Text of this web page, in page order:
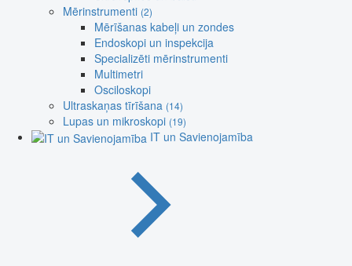
Mērinstrumenti (2)
Mērīšanas kabeļi un zondes
Endoskopi un inspekcija
Specializēti mērinstrumenti
Multimetri
Osciloskopi
Ultraskaņas tīrīšana (14)
Lupas un mikroskopi (19)
IT un Savienojamība